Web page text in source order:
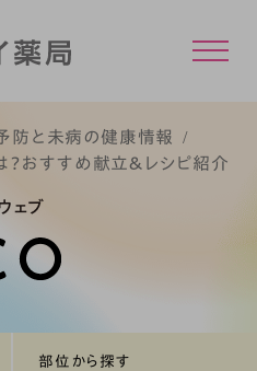
防と未病の健康情報
おすすめ献立＆レシピ紹介
ェブ
部位から探す